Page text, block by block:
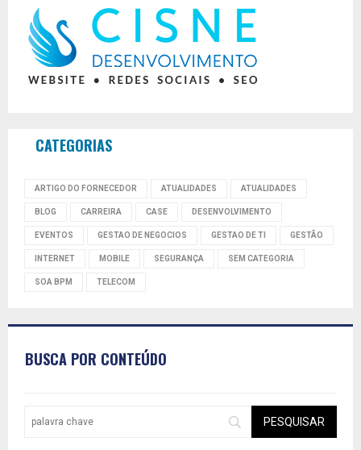
CATEGORIAS
ARTIGO DO FORNECEDOR ATUALIDADES ATUALIDADES
BLOG CARREIRA CASE DESENVOLVIMENTO
EVENTOS GESTAO DE NEGOCIOS GESTAO DE TI GESTÃO
INTERNET MOBILE SEGURANÇA SEM CATEGORIA
SOA BPM TELECOM
BUSCA POR CONTEÚDO